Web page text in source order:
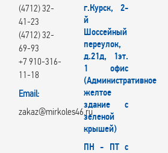
(4712) 32-
41-23
(4712) 32-
69-93
+7 910-316-
11-18
Email:
zakaz@mirkoles46.ru
г.Курск, 2-
й
Шоссейный
переулок,
д.21д, 1эт.
1 офис
(Административное
желтое
здание с
зеленой
крышей)
ПН - ПТ с